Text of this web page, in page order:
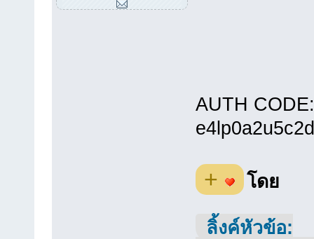
AUTH CODE:
+ โดย
ลิ้งค์หัวข้อ: